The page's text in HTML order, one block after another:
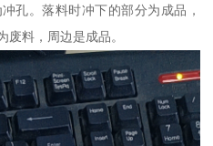
孔。落料时冲下的部分为成品，
废料，周边是成品。